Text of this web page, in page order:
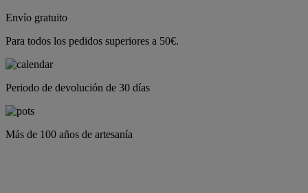
Envío gratuito
Para todos los pedidos superiores a 50€.
Periodo de devolución de 30 días
Más de 100 años de artesanía